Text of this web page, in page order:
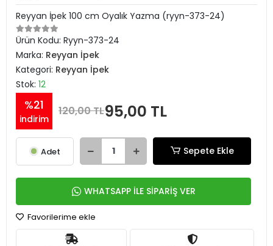
Reyyan İpek 100 cm Oyalık Yazma (ryyn-373-24)
Ürün Kodu: Ryyn-373-24
Marka: Reyyan İpek
Kategori: Reyyan İpek
Stok: 12
%21
indirim
120,00 TL95,00 TL
Adet Sepete Ekle
WHATSAPP İLE SİPARİŞ VER
Favorilerime ekle